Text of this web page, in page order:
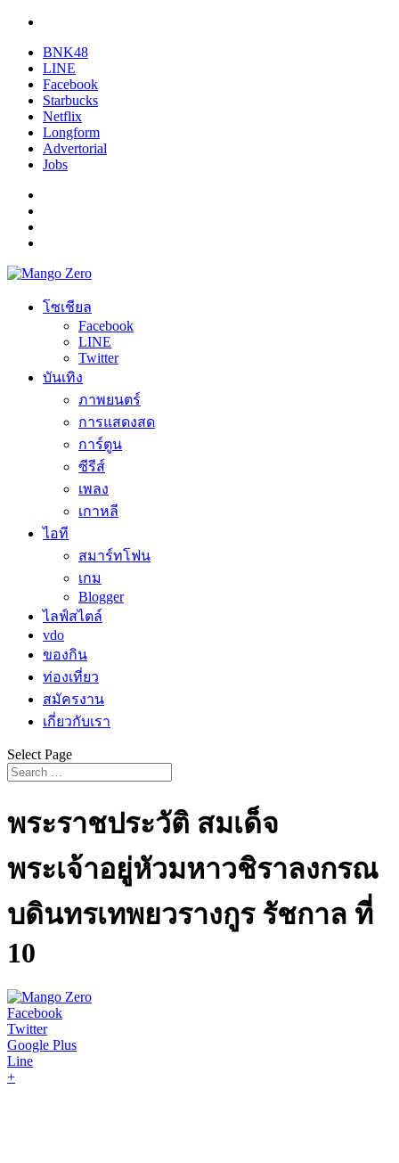
BNK48
LINE
Facebook
Starbucks
Netflix
Longform
Advertorial
Jobs
โซเชียล
Facebook
LINE
Twitter
บันเทิง
ภาพยนตร์
การแสดงสด
การ์ตูน
ซีรีส์
เพลง
เกาหลี
ไอที
สมาร์ทโฟน
เกม
Blogger
ไลฟ์สไตล์
vdo
ของกิน
ท่องเที่ยว
สมัครงาน
เกี่ยวกับเรา
Select Page
พระราชประวัติ สมเด็จ
พระเจ้าอยู่หัวมหาวชิราลงกรณ
บดินทรเทพยวรางกูร รัชกาล ที่
10
Facebook
Twitter
Google Plus
Line
+